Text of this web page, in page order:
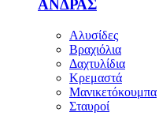
ΑΝΔΡΑΣ
Αλυσίδες
Βραχιόλια
Δαχτυλίδια
Κρεμαστά
Μανικετόκουμπα
Σταυροί